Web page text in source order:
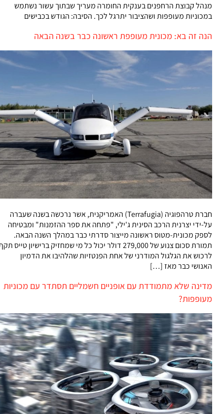
מנהל קבוצת הרחפנים בענקית החומרה מעריך שבתוך עשור נשתמש
במכוניות מעופפות ושהציבור יתרגל לכך. הסיבה: הגודש בכבישים
הנה זה בא: מכונית מעופפת ראשונה כבר בשנה הבאה
חברת טרהפוגיה (Terrafugia) האמריקנית, אשר נרכשה בשנה שעברה
על-ידי יצרנית הרכב הסינית ג'ילי, "פתחה את ספר ההזמנות" ומבטיחה
לספק מכונית-מטוס ראשונה מייצור סדרתי כבר במהלך השנה הבאה.
תמורת סכום צנוע של 279,000 דולר יכול כל מי שמחזיק ברישיון טייס תקף
לרכוש את הגלגול המודרני של אחת הפנטזיות שהלהיבו את הדמיון
האנושי כבר מאז […]
מדינה שלא מתמודדת עם אופניים חשמליים תסתדר עם מכוניות
מעופפות?